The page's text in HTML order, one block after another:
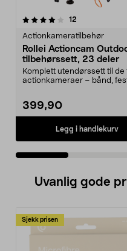
12
Actionkameratilbehør
Rollei Actioncam
tilbehørssett, 23 deler
Komplett utendørssett til de
actionkameraer – bånd,
399,90
Legg i handlekurv
4.5 av 5 stjerner
Uvanlig gode
Sjekk prisen